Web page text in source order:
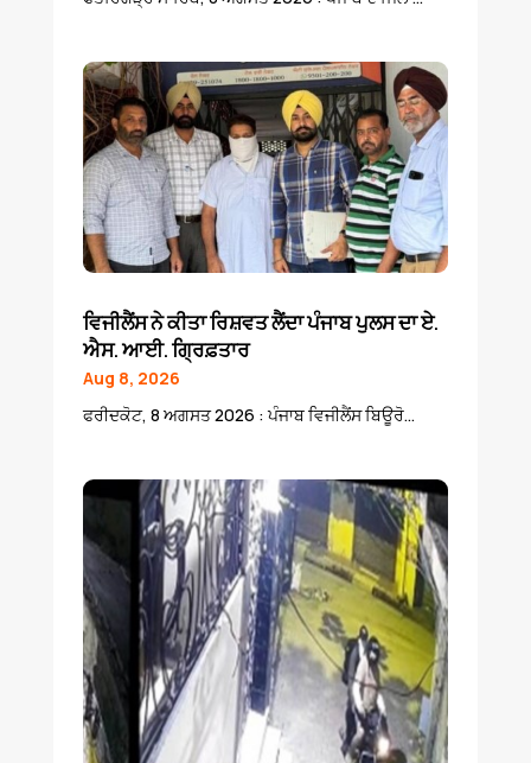
ਵਿਜੀਲੈਂਸ ਨੇ ਕੀਤਾ ਰਿਸ਼ਵਤ ਲੈਂਦਾ ਪੰਜਾਬ ਪੁਲਸ ਦਾ ਏ.
ਐਸ. ਆਈ. ਗ੍ਰਿਫ਼ਤਾਰ
Aug 8, 2026
ਫਰੀਦਕੋਟ, 8 ਅਗਸਤ 2026 : ਪੰਜਾਬ ਵਿਜੀਲੈਂਸ ਬਿਊਰੋ...